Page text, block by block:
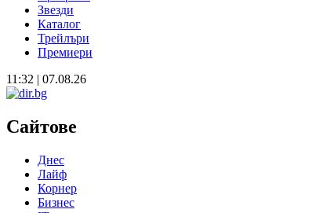
Звезди
Каталог
Трейлъри
Премиери
11:32 | 07.08.26
Сайтове
Днес
Лайф
Корнер
Бизнес